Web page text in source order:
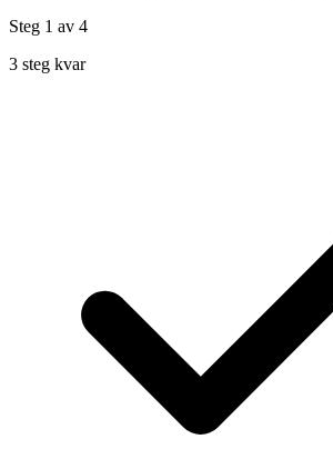
Steg 1 av 4
3 steg kvar